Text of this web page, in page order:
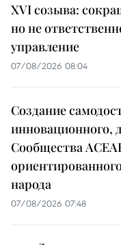
XVI созыва:
но не
управление
07/08/2026 08:04
Создание
инновационного,
Сообщества
народа
07/08/2026 07:48